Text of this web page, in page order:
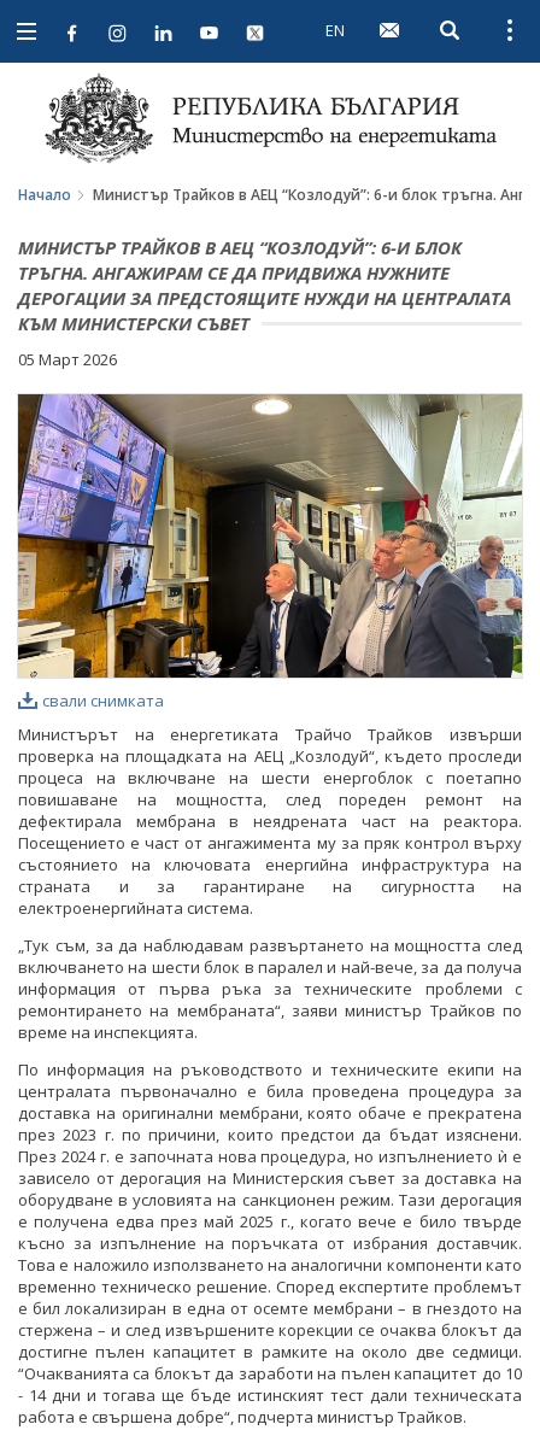
Open
navigation
EN Open
Начало Министър Трайков в АЕЦ “Козлодуй”: 6-и блок тръгна.
МИНИСТЪР ТРАЙКОВ В АЕЦ “КОЗЛОДУЙ”: 6-И БЛОК
ТРЪГНА. АНГАЖИРАМ СЕ ДА ПРИДВИЖА НУЖНИТЕ
ДЕРОГАЦИИ ЗА ПРЕДСТОЯЩИТЕ НУЖДИ НА ЦЕНТРАЛАТА
КЪМ МИНИСТЕРСКИ СЪВЕТ
05 Март 2026
свали снимката
Министърът на енергетиката Трайчо Трайков извърши
проверка на площадката на АЕЦ „Козлодуй“, където проследи
процеса на включване на шести енергоблок с поетапно
повишаване на мощността, след пореден ремонт на
дефектирала мембрана в неядрената част на реактора.
Посещението е част от ангажимента му за пряк контрол върху
състоянието на ключовата енергийна инфраструктура на
страната и за гарантиране на сигурността на
електроенергийната система.
„Тук съм, за да наблюдавам развъртането на мощността след
включването на шести блок в паралел и най-вече, за да получа
информация от първа ръка за техническите проблеми с
ремонтирането на мембраната“, заяви министър Трайков по
време на инспекцията.
По информация на ръководството и техническите екипи на
централата първоначално е била проведена процедура за
доставка на оригинални мембрани, която обаче е прекратена
през 2023 г. по причини, които предстои да бъдат изяснени.
През 2024 г. е започната нова процедура, но изпълнението ѝ е
зависело от дерогация на Министерския съвет за доставка на
оборудване в условията на санкционен режим. Тази дерогация
е получена едва през май 2025 г., когато вече е било твърде
късно за изпълнение на поръчката от избрания доставчик.
Това е наложило използването на аналогични компоненти като
временно техническо решение. Според експертите проблемът
е бил локализиран в една от осемте мембрани – в гнездото на
стержена – и след извършените корекции се очаква блокът да
достигне пълен капацитет в рамките на около две седмици.
“Очакванията са блокът да заработи на пълен капацитет до 10
- 14 дни и тогава ще бъде истинският тест дали техническата
работа е свършена добре“, подчерта министър Трайков.